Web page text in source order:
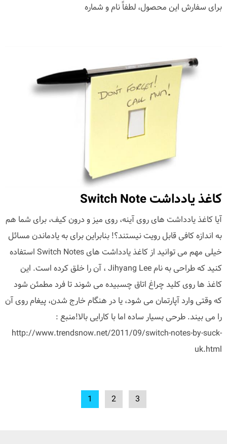
برای سفارش این محصول، لطفاً نام و شماره
کاغذ یادداشت Switch Note
آیا کاغذ یادداشت های روی آینه، روی میز و درون کیف، برای شما هم
به اندازه کافی قابل رویت نیستند؟! بنابراین برای به یادماندن مسائل
خیلی مهم می توانید از کاغذ یادداشت های Switch Notes استفاده
کنید که طراحی به نام Jihyang Lee ، آن را خلق کرده است. این
کاغذ ها روی کلید چراغ اتاق چسبیده می شوند تا فرد مطمئن شود
که وقتی وارد آپارتمان می شود، یا در هنگام خارج شدن، پیغام روی آن
را می بیند. طرحی بسیار ساده اما با کارایی بالا!منبع :
http://www.trendsnow.net/2011/09/switch-notes-by-suck-
uk.html
1 2 3